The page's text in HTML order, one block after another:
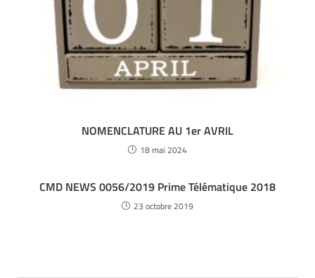
NOMENCLATURE AU 1er AVRIL
18 mai 2024
CMD NEWS 0056/2019 Prime Télématique 2018
23 octobre 2019